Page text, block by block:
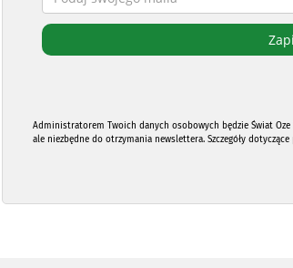
Administratorem Twoich danych osobowych będzie Świat
ale niezbędne do otrzymania newslettera. Szczegóły